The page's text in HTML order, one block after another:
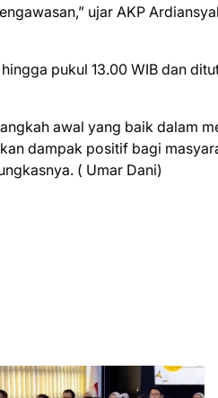
ujar AKP
pukul 13.00 WIB dan
awal yang baik dalam
dampak positif bagi
( Umar Dani)